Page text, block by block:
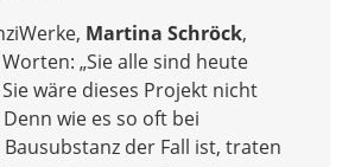
Martina Schröck,
„Sie alle sind heute
wäre dieses Projekt nicht
wie es so oft bei
der Fall ist, traten